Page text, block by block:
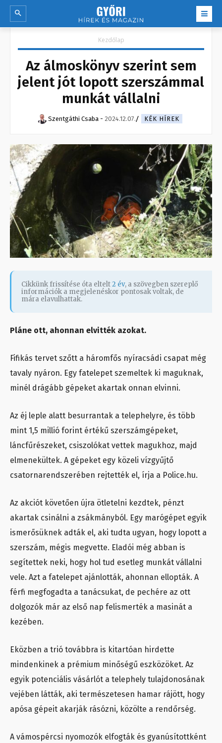
Kezdőlap
Az álmoskönyv szerint sem
jelent jót lopott szerszámmal
munkát vállalni
Szentgáthi Csaba - 2024.12.07. KÉK HÍREK
Cikkünk frissítése óta eltelt2 év, a szövegben szereplő
információk a megjelenéskor pontosak voltak, de
mára elavulhattak.
Pláne ott, ahonnan elvitték azokat.
Fifikás tervet szőtt a háromfős nyíracsádi csapat még
tavaly nyáron. Egy fatelepet szemeltek ki maguknak,
minél drágább gépeket akartak onnan elvinni.
Az éj leple alatt besurrantak a telephelyre, és több
mint 1,5 millió forint értékű szerszámgépeket,
láncfűrészeket, csiszolókat vettek magukhoz, majd
elmenekültek. A gépeket egy közeli vízgyűjtő
csatornarendszerében rejtették el, írja a Police.hu.
Az akciót követően újra ötletelni kezdtek, pénzt
akartak csinálni a zsákmányból. Egy marógépet egyik
ismerősüknek adták el, aki tudta ugyan, hogy lopott a
szerszám, mégis megvette. Eladói még abban is
segítettek neki, hogy hol tud esetleg munkát vállalni
vele. Azt a fatelepet ajánlották, ahonnan ellopták. A
férfi megfogadta a tanácsukat, de pechére az ott
dolgozók már az első nap felismerték a masinát a
kezében.
Eközben a trió továbbra is kitartóan hirdette
mindenkinek a prémium minőségű eszközöket. Az
egyik potenciális vásárlót a telephely tulajdonosának
vejében látták, aki természetesen hamar rájött, hogy
apósa gépeit akarják rásózni, közölte a rendőrség.
A vámospércsi nyomozók elfogták és gyanúsítottként